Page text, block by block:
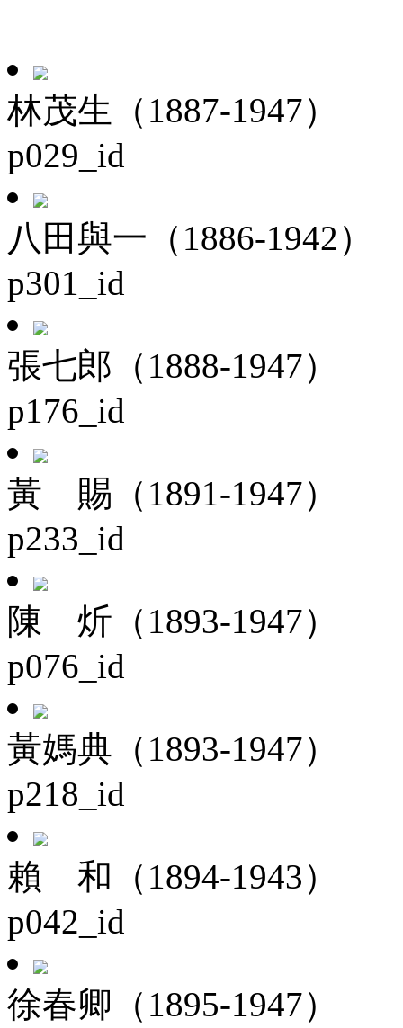
林茂生（1887-1947）
p029_id
八田與一（1886-1942）
p301_id
張七郎（1888-1947）
p176_id
黃 賜（1891-1947）
p233_id
陳 炘（1893-1947）
p076_id
黃媽典（1893-1947）
p218_id
賴 和（1894-1943）
p042_id
徐春卿（1895-1947）